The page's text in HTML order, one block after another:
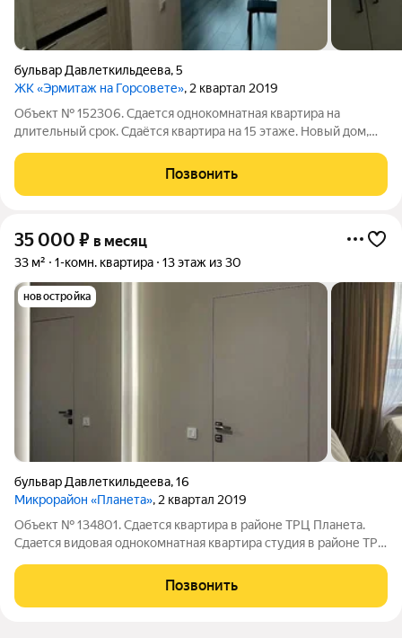
бульвар Давлеткильдеева,5
ЖК «Эрмитаж на Горсовете», 2 квартал 2019
Объект № 152306. Сдается однокомнатная квартира на
длительный срок. Сдаётся квартира на 15 этаже. Новый дом,
прачечная. В квартире свежий ремонт, никто не проживал.
Сдаётся предпочтительно
Позвонить
35 000 ₽ в месяц
33 м² 1-комн. квартира 13 этаж из 30
новостройка
бульвар Давлеткильдеева,16
Микрорайон «Планета», 2 квартал 2019
Объект № 134801. Сдается квартира в районе ТРЦ Планета.
Cдaeтcя видовая однокомнaтная квapтира студия в районе ТPЦ
кpaсивый вид на лес, pеку и гoрoд. Kваpтира полностью
мебелирована. Имеется
Позвонить